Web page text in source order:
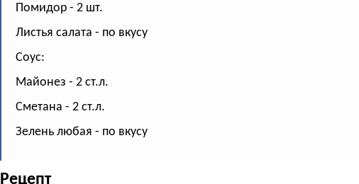
Помидор - 2 шт.
Листья салата - по вкусу
Соус:
Майонез - 2 ст.л.
Сметана - 2 ст.л.
Зелень любая - по вкусу
Рецепт